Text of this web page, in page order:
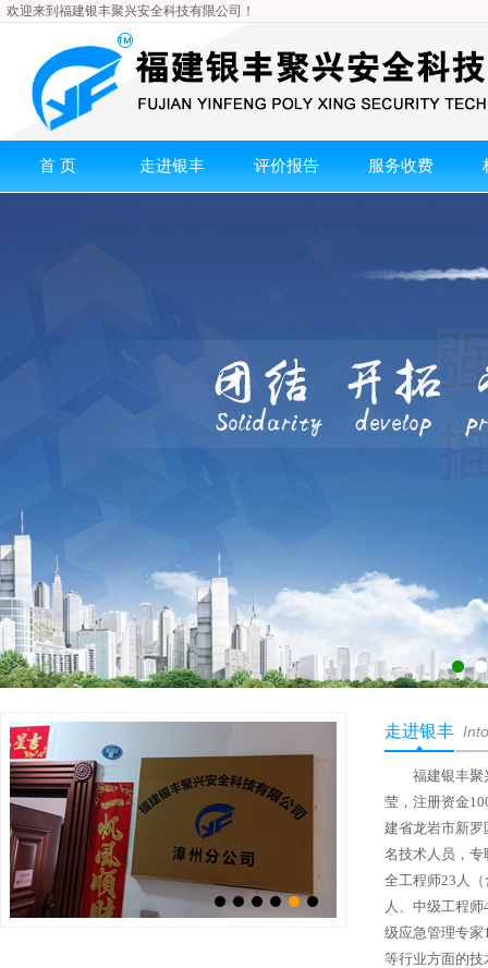
欢迎来到福建银丰聚兴安全科技有限公司！
首页 走进银丰 评价报告 服务收费
走进银丰
福建银丰聚兴
莹，注册资金
建省龙岩市新罗
名技术人员，
全工程师23人
人、中级工程
级应急管理专
等行业方面的技